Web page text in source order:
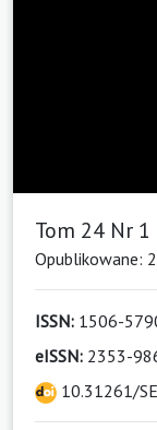
Tom 24 Nr 1
Opublikowane:
ISSN: 1506-
eISSN: 2353-
10.31261/